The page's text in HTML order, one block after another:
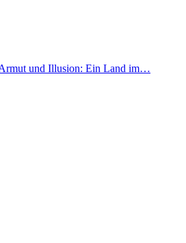
und Illusion: Ein Land im…